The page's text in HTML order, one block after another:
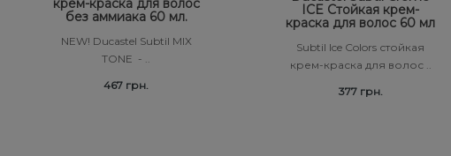
крем-краска для волос
без аммиака 60 мл.
NEW! Ducastel Subtil MIX
TONE - ..
467 грн.
ICE Стойкая крем-
краска для волос 60 мл
Subtil Ice Colors стойкая
крем-краска для волос ..
377 грн.